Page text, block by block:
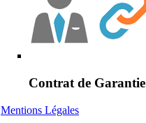
Contrat de Garantie
Mentions Légales